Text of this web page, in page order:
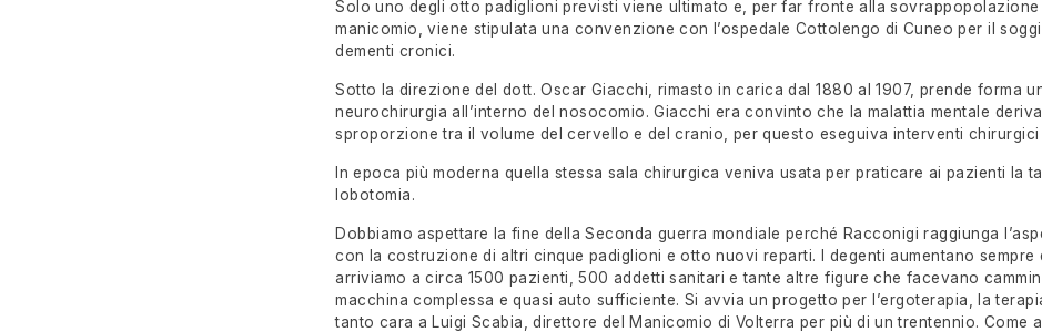
Solo uno degli otto padiglioni previsti viene ultimato e, per far fronte alla sovrappopolazione
manicomio, viene stipulata una convenzione con l’ospedale Cottolengo di Cuneo per il
dementi cronici.
Sotto la direzione del dott. Oscar Giacchi, rimasto in carica dal 1880 al 1907, prende forma
neurochirurgia all’interno del nosocomio. Giacchi era convinto che la malattia mentale
sproporzione tra il volume del cervello e del cranio, per questo eseguiva interventi chirurgici
In epoca più moderna quella stessa sala chirurgica veniva usata per praticare ai pazienti la
lobotomia.
Dobbiamo aspettare la fine della Seconda guerra mondiale perché Racconigi raggiunga
con la costruzione di altri cinque padiglioni e otto nuovi reparti. I degenti aumentano sempre
arriviamo a circa 1500 pazienti, 500 addetti sanitari e tante altre figure che facevano
macchina complessa e quasi auto sufficiente. Si avvia un progetto per l’ergoterapia, la
tanto cara a Luigi Scabia, direttore del Manicomio di Volterra per più di un trentennio. Come